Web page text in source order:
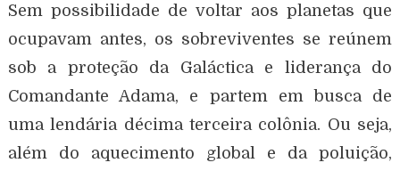
Sem possibilidade de voltar aos planetas que
ocupavam antes, os sobreviventes se reúnem
sob a proteção da Galáctica e liderança do
Comandante Adama, e partem em busca de
uma lendária décima terceira colônia. Ou seja,
além do aquecimento global e da poluição,